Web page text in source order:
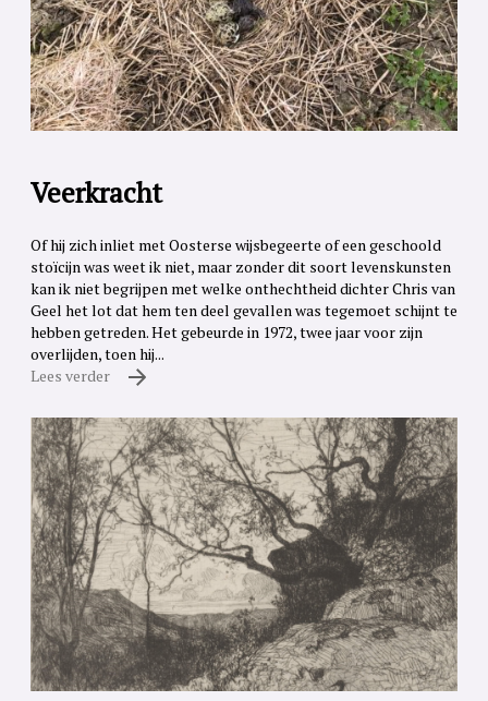
Veerkracht
Of hij zich inliet met Oosterse wijsbegeerte of een geschoold
stoïcijn was weet ik niet, maar zonder dit soort levenskunsten
kan ik niet begrijpen met welke onthechtheid dichter Chris van
Geel het lot dat hem ten deel gevallen was tegemoet schijnt te
hebben getreden. Het gebeurde in 1972, twee jaar voor zijn
overlijden, toen hij...
Lees verder